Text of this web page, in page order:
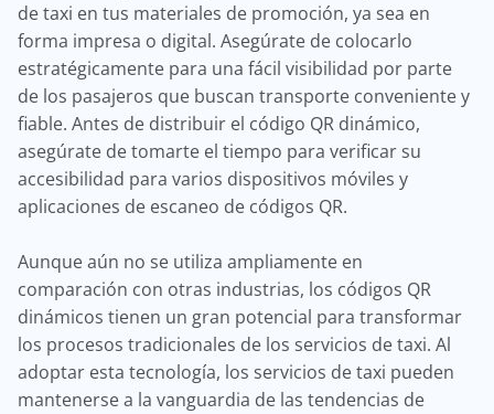
de taxi en tus materiales de promoción, ya sea en
forma impresa o digital. Asegúrate de colocarlo
estratégicamente para una fácil visibilidad por parte
de los pasajeros que buscan transporte conveniente y
fiable. Antes de distribuir el código QR dinámico,
asegúrate de tomarte el tiempo para verificar su
accesibilidad para varios dispositivos móviles y
aplicaciones de escaneo de códigos QR.
Aunque aún no se utiliza ampliamente en
comparación con otras industrias, los códigos QR
dinámicos tienen un gran potencial para transformar
los procesos tradicionales de los servicios de taxi. Al
adoptar esta tecnología, los servicios de taxi pueden
mantenerse a la vanguardia de las tendencias de